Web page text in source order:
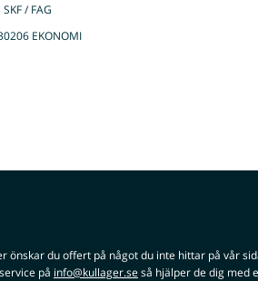
/ FAG
EKONOMI
önskar du offert på något du inte hittar på vår
på info@kullager.seså hjälper de dig med